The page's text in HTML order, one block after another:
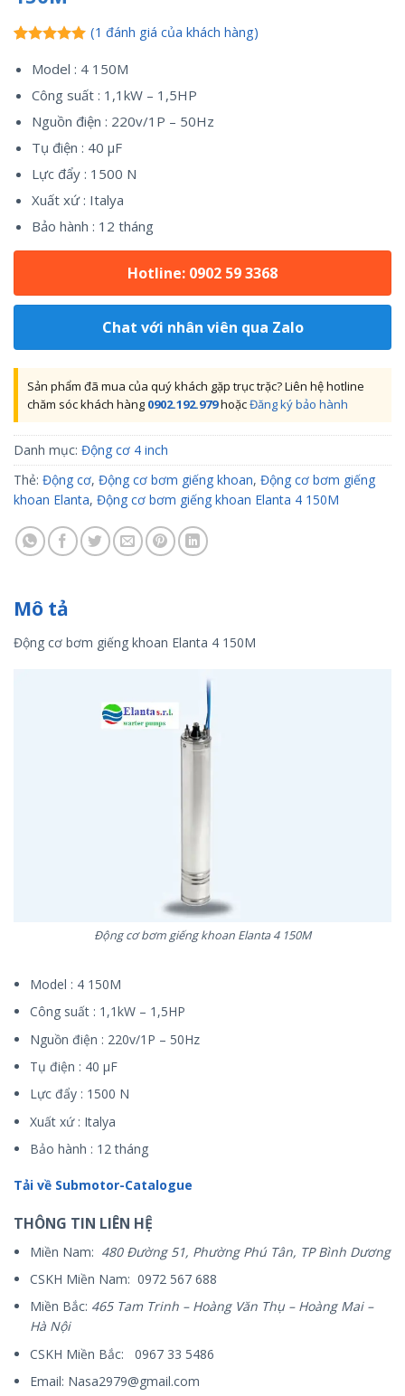
dựa trên
(1 đánh giá của khách hàng)
Model : 4 150M
Công suất : 1,1kW – 1,5HP
Nguồn điện : 220v/1P – 50Hz
Tụ điện : 40 µF
Lực đẩy : 1500 N
Xuất xứ : Italya
Bảo hành : 12 tháng
Hotline: 0902 59 3368
Chat với nhân viên qua Zalo
Sản phẩm đã mua của quý khách gặp trục trặc? Liên hệ hotline
chăm sóc khách hàng 0902.192.979hoặcĐăng ký bảo hành
Danh mục: Động cơ 4 inch
Thẻ: Động cơ, Động cơ bơm giếng khoan, Động cơ bơm giếng
khoan Elanta, Động cơ bơm giếng khoan Elanta 4 150M
Mô tả
Động cơ bơm giếng khoan Elanta 4 150M
Động cơ bơm giếng khoan Elanta 4 150M
Model : 4 150M
Công suất : 1,1kW – 1,5HP
Nguồn điện : 220v/1P – 50Hz
Tụ điện : 40 µF
Lực đẩy : 1500 N
Xuất xứ : Italya
Bảo hành : 12 tháng
Tải về Submotor-Catalogue
THÔNG TIN LIÊN HỆ
Miền Nam: 480 Đường 51, Phường Phú Tân, TP Bình Dương
CSKH Miền Nam: 0972 567 688
Miền Bắc: 465 Tam Trinh – Hoàng Văn Thụ – Hoàng Mai –
Hà Nội
CSKH Miền Bắc: 0967 33 5486
Email: Nasa2979@gmail.com